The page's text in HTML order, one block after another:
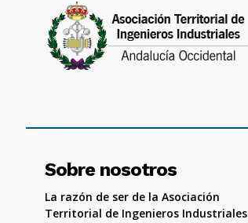
Sobre nosotros
La razón de ser de la Asociación
Territorial de Ingenieros Industriales